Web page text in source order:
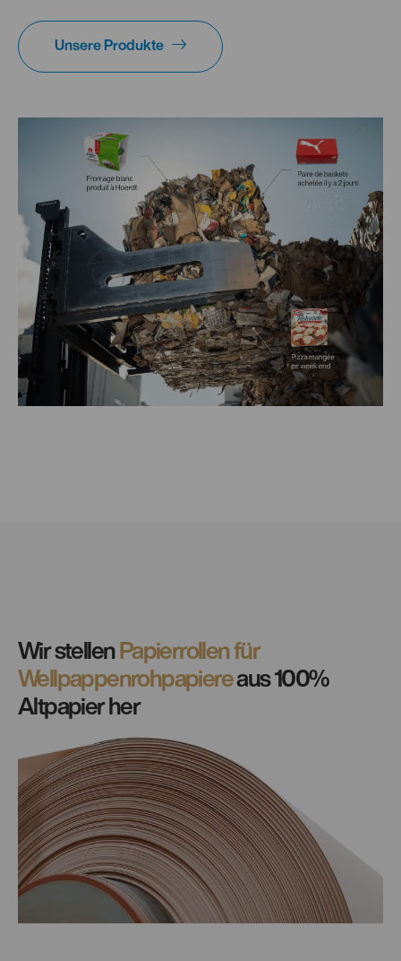
Unsere Produkte
Wir stellenPapierrollen für
Wellpappenrohpapiereaus 100%
Altpapier her